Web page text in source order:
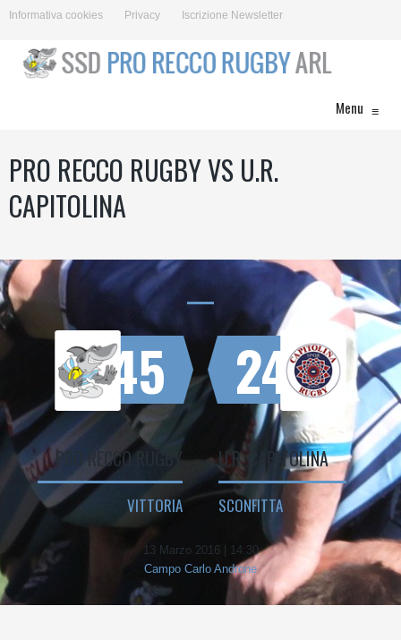
Informativa cookies Privacy Iscrizione Newsletter
Menu ≡
PRO RECCO RUGBY VS U.R.
CAPITOLINA
45
PRO RECCO RUGBY
VITTORIA
24
U.R. CAPITOLINA
SCONFITTA
13 Marzo 2016 | 14:30
Campo Carlo Androne